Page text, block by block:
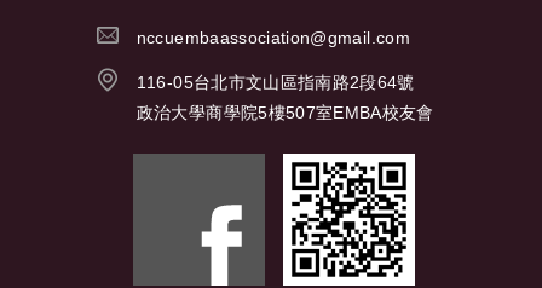
nccuembaassociation@gmail.com
116-05台北市文山區指南路2段64號
政治大學商學院5樓507室EMBA校友會